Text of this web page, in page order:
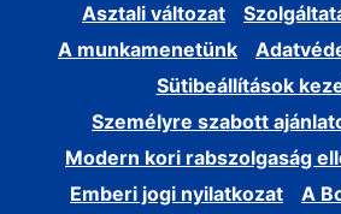
Asztali változat
A munkamenetünk
Sütibeállítások
Személyre szabott
Modern kori rabszolgaság
Emberi jogi nyilatkozat
A